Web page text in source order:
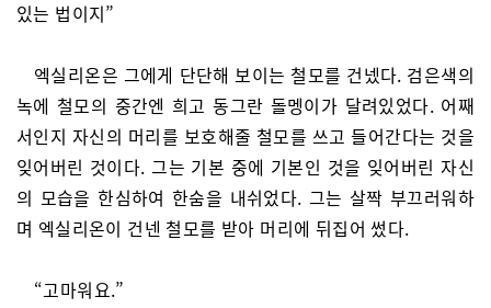
있는 법이지”
엑실리온은 그에게 단단해 보이는 철모를 건넸다. 검은색의
녹에 철모의 중간엔 희고 동그란 돌멩이가 달려있었다. 어째
서인지 자신의 머리를 보호해줄 철모를 쓰고 들어간다는 것을
잊어버린 것이다. 그는 기본 중에 기본인 것을 잊어버린 자신
의 모습을 한심하여 한숨을 내쉬었다. 그는 살짝 부끄러워하
며 엑실리온이 건넨 철모를 받아 머리에 뒤집어 썼다.
“고마워요.”